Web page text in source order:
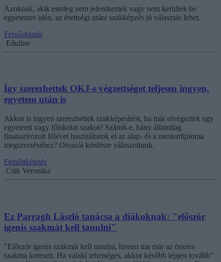
Azoknak, akik esetleg nem jelentkeztek vagy nem kerültek be
egyetemre idén, az érettségi utáni szakképzés jó választás lehet.
Felsőoktatás
Eduline
Így szerezhettek OKJ-s végzettséget teljesen ingyen,
egyetem után is
Akkor is ingyen szerezhettek szakképesítést, ha már elvégeztek egy
egyetemi vagy főiskolai szakot? Számít-e, hány államilag
finanszírozott félévet használtatok el az alap- és a mesterdiploma
megszerzéséhez? Olvasói kérdésre válaszoltunk.
Felnőttképzés
Csik Veronika
Ez Parragh László tanácsa a diákoknak: "először
igenis szakmát kell tanulni"
"Először igenis szakmát kell tanulni, hiszen ma már az összes
szakma keresett. Ha valaki tehetséges, akkor később lépjen tovább”